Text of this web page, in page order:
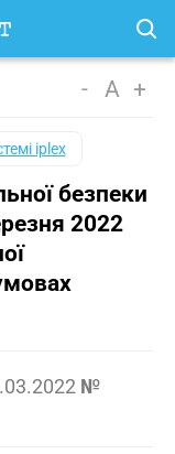
- A +
iplex
безпеки
2022
№